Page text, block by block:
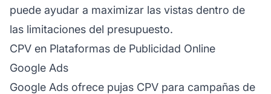
puede ayudar a maximizar las vistas dentro de
las limitaciones del presupuesto.
CPV en Plataformas de Publicidad Online
Google Ads
Google Ads ofrece pujas CPV para campañas de